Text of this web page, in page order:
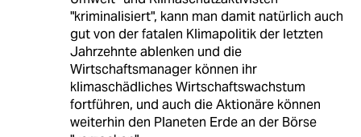
"kriminalisiert", kann man damit natürlich auch
gut von der fatalen Klimapolitik der letzten
Jahrzehnte ablenken und die
Wirtschaftsmanager können ihr
klimaschädliches Wirtschaftswachstum
fortführen, und auch die Aktionäre können
weiterhin den Planeten Erde an der Börse